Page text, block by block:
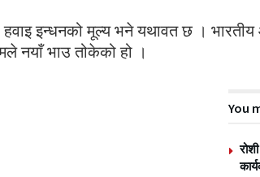
हवाइ इन्धनको मूल्य भने यथावत छ ।
नयाँ भाउ तोकेको हो ।
You